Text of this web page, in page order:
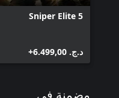
Sniper Elite 5
د.ج.‏ 6.499,00+
مضمنة في